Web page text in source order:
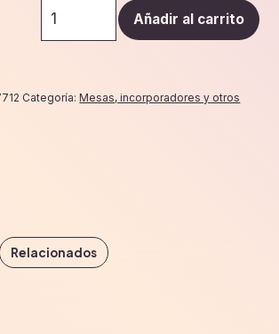
auxiliar
''marron''
Añadir al carrito
Categoría:Mesas, incorporadores y otros
Relacionados